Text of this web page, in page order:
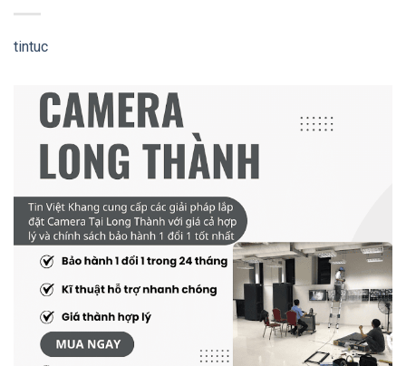
tintuc